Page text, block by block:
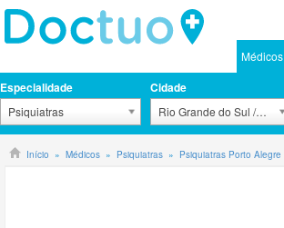
Médicos
Especialidade
Psiquiatras
Cidade
Rio Grande do Sul / RS
Início Médicos Psiquiatras Psiquiatras Porto Alegre